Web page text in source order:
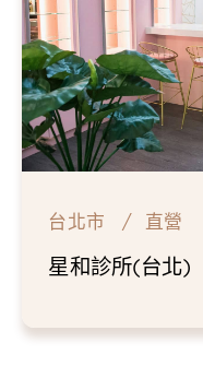
台北市 直營
星和診所(台北)